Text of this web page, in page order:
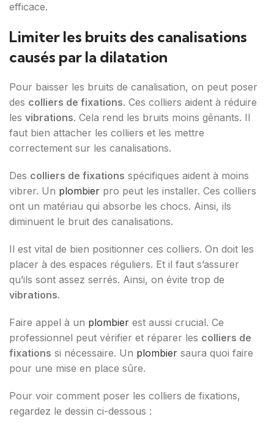
efficace.
Limiter les bruits des canalisations
causés par la dilatation
Pour baisser les bruits de canalisation, on peut poser
des colliers de fixations. Ces colliers aident à réduire
les vibrations. Cela rend les bruits moins gênants. Il
faut bien attacher les colliers et les mettre
correctement sur les canalisations.
Des colliers de fixations spécifiques aident à moins
vibrer. Un plombier pro peut les installer. Ces colliers
ont un matériau qui absorbe les chocs. Ainsi, ils
diminuent le bruit des canalisations.
Il est vital de bien positionner ces colliers. On doit les
placer à des espaces réguliers. Et il faut s’assurer
qu’ils sont assez serrés. Ainsi, on évite trop de
vibrations.
Faire appel à un plombier est aussi crucial. Ce
professionnel peut vérifier et réparer les colliers de
fixations si nécessaire. Un plombier saura quoi faire
pour une mise en place sûre.
Pour voir comment poser les colliers de fixations,
regardez le dessin ci-dessous :